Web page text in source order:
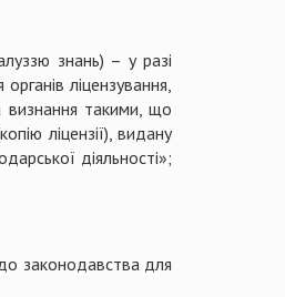
знань) – у разі
ліцензування,
визнання такими, що
ліцензії), видану
діяльності»;
законодавства для